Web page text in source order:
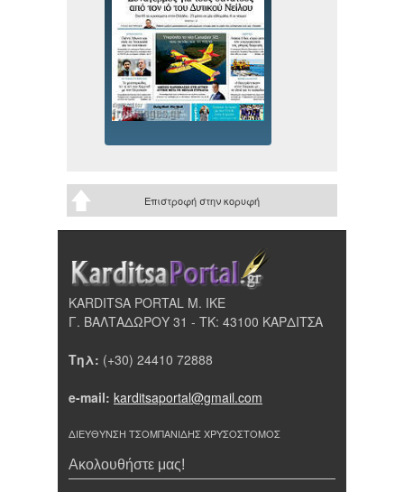
Επιστροφή στην κορυφή
KARDITSA PORTAL Μ. ΙΚΕ
Γ. ΒΑΛΤΑΔΩΡΟΥ 31 - ΤΚ: 43100 ΚΑΡΔΙΤΣΑ
Τηλ: (+30) 24410 72888
e-mail: karditsaportal@gmail.com
ΔΙΕΥΘΥΝΣΗ ΤΣΟΜΠΑΝΙΔΗΣ ΧΡΥΣΟΣΤΟΜΟΣ
Ακολουθήστε μας!